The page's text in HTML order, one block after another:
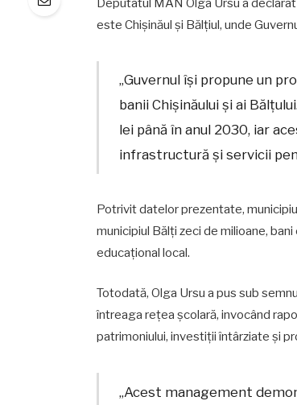
Deputatul MAN Olga Ursu a
este Chișinăul și Bălțiul, unde
„Guvernul își propune un
banii Chișinăului și ai
lei până în anul 2030, iar
infrastructură și servicii
Potrivit datelor prezentate,
municipiul Bălți zeci de milioane,
educațional local.
Totodată, Olga Ursu a pus sub
întreaga rețea școlară, invocând
patrimoniului, investiții întârziate și
„Acest management